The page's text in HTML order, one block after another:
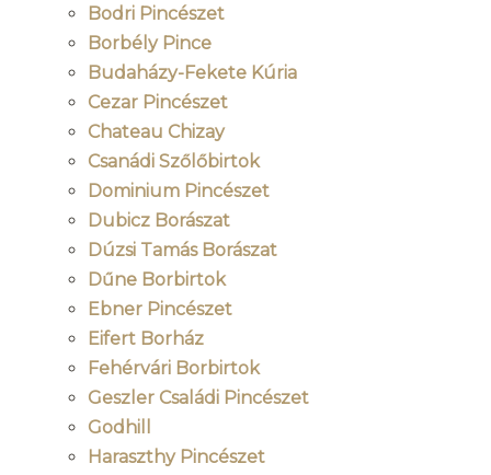
Bodri Pincészet
Borbély Pince
Budaházy-Fekete Kúria
Cezar Pincészet
Chateau Chizay
Csanádi Szőlőbirtok
Dominium Pincészet
Dubicz Borászat
Dúzsi Tamás Borászat
Dűne Borbirtok
Ebner Pincészet
Eifert Borház
Fehérvári Borbirtok
Geszler Családi Pincészet
Godhill
Haraszthy Pincészet